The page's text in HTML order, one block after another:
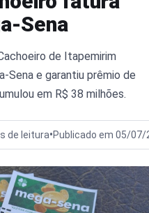
Sena
de Itapemirim
Sena e garantiu prêmio de
em R$ 38 milhões.
de leitura•Publicado em 05/07/